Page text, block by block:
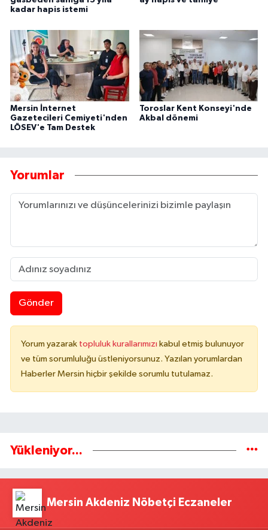
kadar hapis istemi
Mersin İnternet
Gazetecileri Cemiyeti'nden
LÖSEV'e Tam Destek
Toroslar Kent Konseyi'nde
Akbal dönemi
Yorumlar
Gönder
Yorum yazarak topluluk kurallarımızı kabul etmiş bulunuyor
ve tüm sorumluluğu üstleniyorsunuz. Yazılan yorumlardan
Haberler Mersin hiçbir şekilde sorumlu tutulamaz.
Yükleniyor...
Mersin Akdeniz Nöbetçi Eczaneler